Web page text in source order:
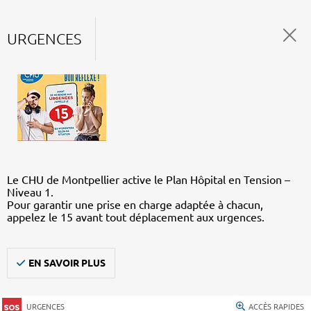
URGENCES
Le CHU de Montpellier active le Plan Hôpital en Tension –
Niveau 1.
Pour garantir une prise en charge adaptée à chacun,
appelez le 15 avant tout déplacement aux urgences.
EN SAVOIR PLUS
URGENCES ACCÈS RAPIDES